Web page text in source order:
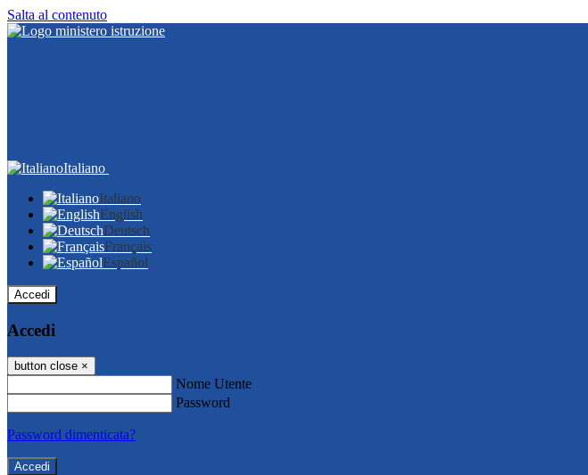
Salta al contenuto
Italiano
Italiano
English
Deutsch
Français
Español
Accedi
Accedi
button close ×
Nome Utente
Password
Password dimenticata?